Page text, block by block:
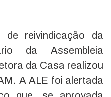
reivindicação da
da Assembleia
da Casa realizou
A ALE foi alertada